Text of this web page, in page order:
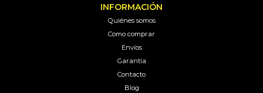
INFORMACIÓN
Quiénes somos
Como comprar
Envíos
Garantía
Contacto
Blog